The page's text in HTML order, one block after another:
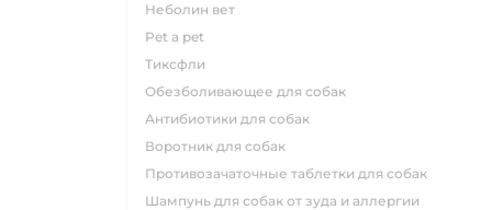
неболин вет
pet a pet
тиксфли
обезболивающее для собак
антибиотики для собак
воротник для собак
противозачаточные таблетки для собак
шампунь для собак от зуда и аллергии